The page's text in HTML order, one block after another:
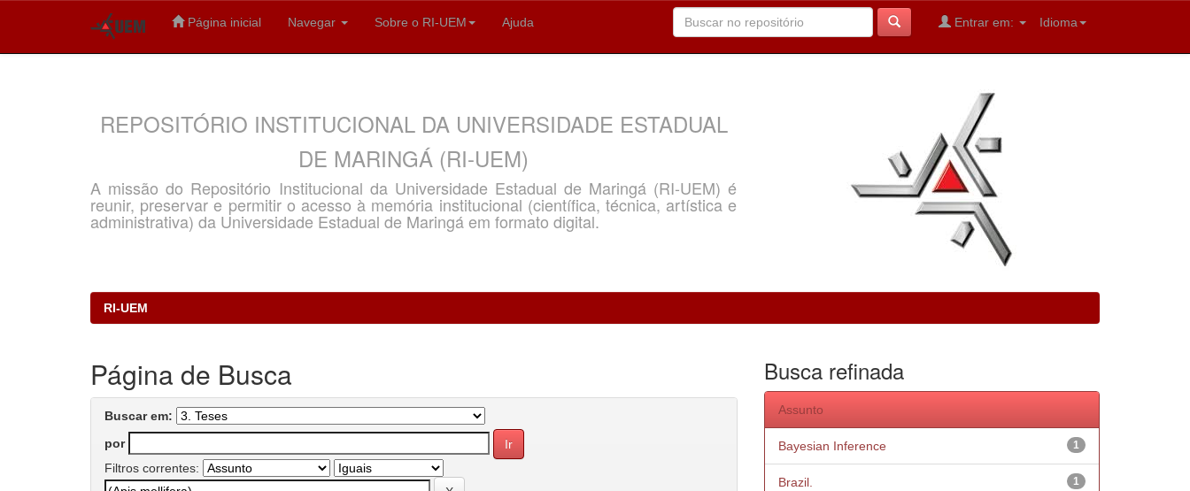
Página inicial Navegar Sobre o RI-UEM Ajuda Idioma
Entrar em:
REPOSITÓRIO INSTITUCIONAL DA UNIVERSIDADE ESTADUAL
DE MARINGÁ (RI-UEM)
A missão do Repositório Institucional da Universidade Estadual de Maringá (RI-UEM) é
reunir, preservar e permitir o acesso à memória institucional (científica, técnica, artística e
administrativa) da Universidade Estadual de Maringá em formato digital.
RI-UEM
Página de Busca
Buscar em:
por
Filtros correntes:
Busca refinada
Assunto
1
Bayesian Inference
1
Brazil.